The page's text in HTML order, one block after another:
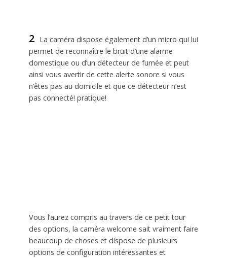
2
La caméra dispose également d’un micro qui lui
permet de reconnaître le bruit d’une alarme
domestique ou d’un détecteur de fumée et peut
ainsi vous avertir de cette alerte sonore si vous
n’êtes pas au domicile et que ce détecteur n’est
pas connecté! pratique!
Vous l’aurez compris au travers de ce petit tour
des options, la caméra welcome sait vraiment faire
beaucoup de choses et dispose de plusieurs
options de configuration intéressantes et